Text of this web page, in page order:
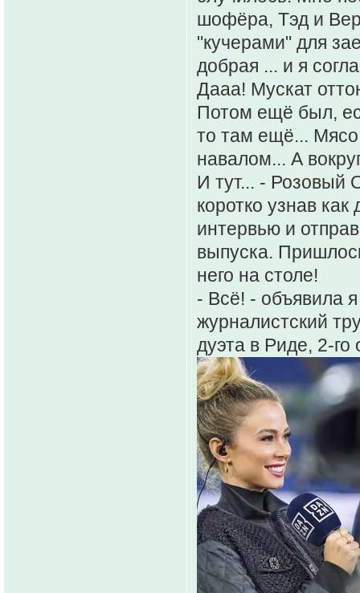
шофёра, Тэд и
"кучерами" для
добрая ... и я
Дааа! Мускат
Потом ещё был,
то там ещё... Мясо
навалом... А
И тут... - Розовый
коротко узнав
интервью и
выпуска.
него на столе!
- Всё! - объявила
журналистский
дуэта в Риде, 2-го